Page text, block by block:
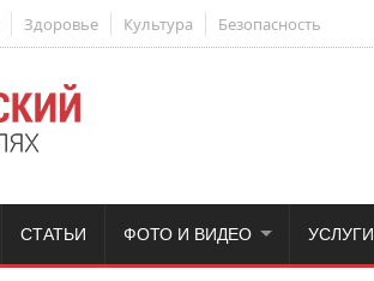
Здоровье Культура Безопасность
СТАТЬИ ФОТО И ВИДЕО УСЛУГИ